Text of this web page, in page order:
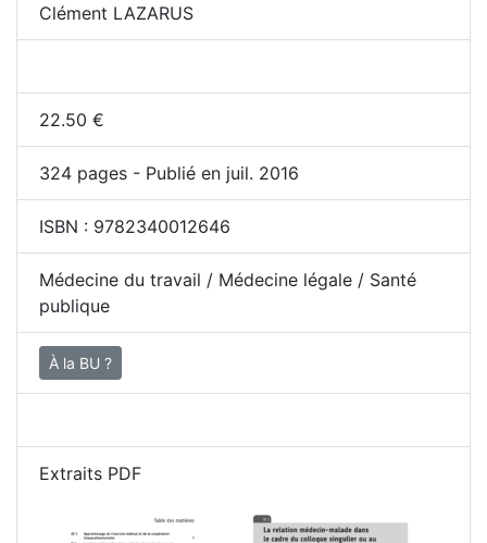
Clément LAZARUS
22.50 €
324 pages - Publié en juil. 2016
ISBN : 9782340012646
Médecine du travail / Médecine légale / Santé
publique
À la BU ?
Extraits PDF